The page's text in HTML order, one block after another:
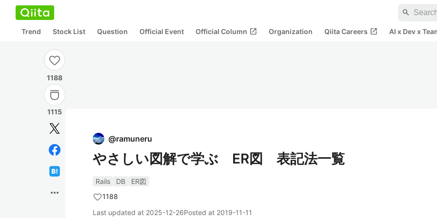
search
Trend Stock List Question Official Event Official Column open_in_new Organization Qiita Careers open_in_new AI x Dev x
1188
1115
more_horiz
@ramuneru
やさしい図解で学ぶ ER図 表記法一覧
Rails DB
ER図
1188
Last updated at 2025-12-26Posted at 2019-11-11